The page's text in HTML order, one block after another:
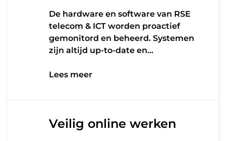
De hardware en software van RSE
telecom & ICT worden proactief
gemonitord en beheerd. Systemen
zijn altijd up-to-date en…
Lees meer
Veilig online werken